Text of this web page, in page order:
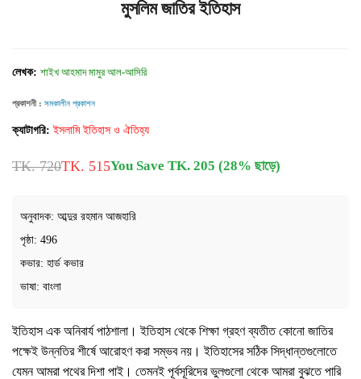
মুসলিম জাতির ইতিহাস
লেখক: শাইখ আহমাদ মামুর আল-আসিরি
প্রকাশনী : সমকালীন প্রকাশন
ক্যাটাগরি: ইসলামি ইতিহাস ও ঐতিহ্য
TK. 720TK. 515You Save TK. 205 (28% ছাড়ে)
অনুবাদক: আব্দুর রহমান আজহারি
পৃষ্ঠা: 496
কভার: হার্ড কভার
ভাষা: বাংলা
ইতিহাস এক অনিবার্য পাঠশালা। ইতিহাস থেকে শিক্ষা গ্রহণ ব্যতীত কোনো জাতির
পক্ষেই উন্নতির শীর্ষে আরোহণ করা সম্ভব নয়। ইতিহাসের সঠিক সিদ্ধান্তগুলোতে
যেমন আমরা পথের দিশা পাই। তেমনই পূর্বসূরিদের ভুলগুলো থেকে আমরা বুঝতে পারি